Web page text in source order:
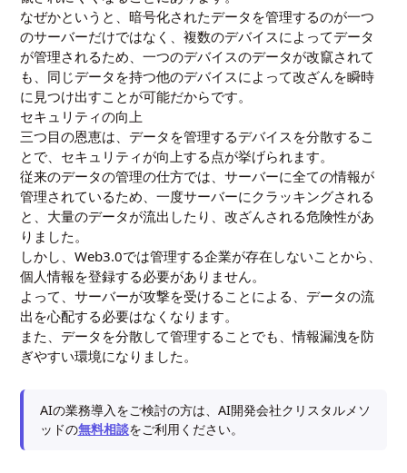
なぜかというと、暗号化されたデータを管理するのが一つ
のサーバーだけではなく、複数のデバイスによってデータ
が管理されるため、一つのデバイスのデータが改竄されて
も、同じデータを持つ他のデバイスによって改ざんを瞬時
に見つけ出すことが可能だからです。
セキュリティの向上
三つ目の恩恵は、データを管理するデバイスを分散するこ
とで、セキュリティが向上する点が挙げられます。
従来のデータの管理の仕方では、サーバーに全ての情報が
管理されているため、一度サーバーにクラッキングされる
と、大量のデータが流出したり、改ざんされる危険性があ
りました。
しかし、Web3.0では管理する企業が存在しないことから、
個人情報を登録する必要がありません。
よって、サーバーが攻撃を受けることによる、データの流
出を心配する必要はなくなります。
また、データを分散して管理することでも、情報漏洩を防
ぎやすい環境になりました。
AIの業務導入をご検討の方は、AI開発会社クリスタルメソ
ッドの無料相談をご利用ください。